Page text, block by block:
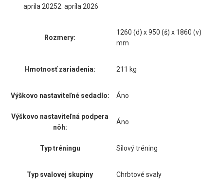
apríla 20252. apríla 2026
Rozmery:
1260 (d) x 950 (š) x 1860 (v)
mm
Hmotnosť zariadenia: 211 kg
Výškovo nastaviteľné sedadlo: Áno
Výškovo nastaviteľná podpera
nôh:
Áno
Typ tréningu Silový tréning
Typ svalovej skupiny Chrbtové svaly